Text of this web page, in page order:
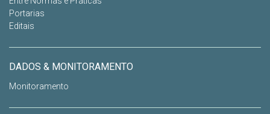
Portarias
Editais
DADOS & MONITORAMENTO
Monitoramento